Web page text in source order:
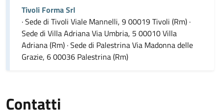
Tivoli Forma Srl
· Sede di Tivoli Viale Mannelli, 9 00019 Tivoli (Rm) ·
Sede di Villa Adriana Via Umbria, 5 00010 Villa
Adriana (Rm) · Sede di Palestrina Via Madonna delle
Grazie, 6 00036 Palestrina (Rm)
Contatti